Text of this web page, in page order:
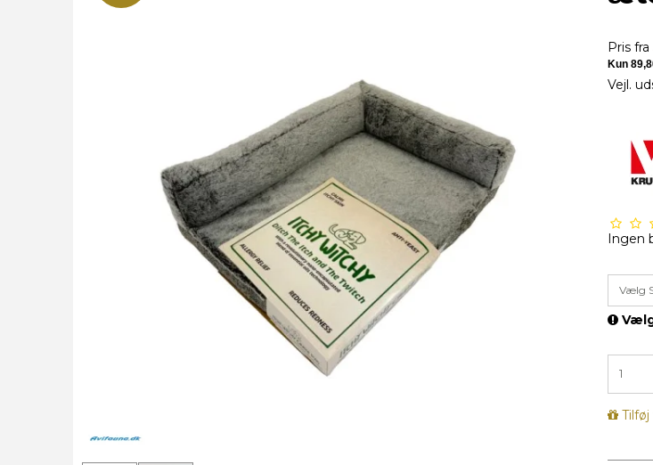
Pris fra
Vejl.
Ingen
Vælg